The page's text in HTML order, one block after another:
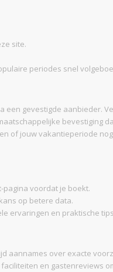
site.
periodes snel
een gevestigde aanbieder.
bevestiging
of jouw vakantieperiode
voordat je boekt.
op betere data.
ervaringen en praktische
aannames over exacte
en gastenreviews